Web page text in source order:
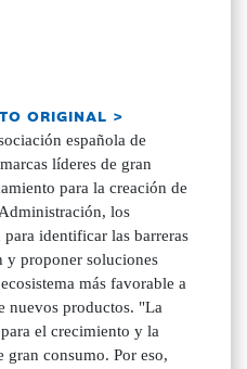
ORIGINAL >
española de
líderes de gran
para la creación de
los
identificar las barreras
proponer soluciones
más favorable a
nuevos productos. "La
el crecimiento y la
consumo. Por eso,